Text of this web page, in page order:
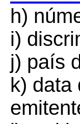
h)
i)
j) país
k) data